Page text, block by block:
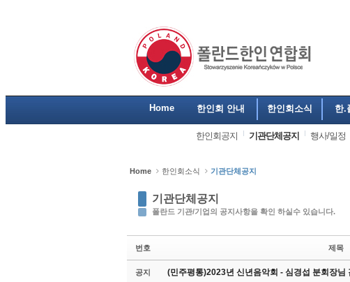
Home 한인회 안내 한인회소식 한.
한인회공지 기관단체공지 행사/일정
Home 한인회소식 기관단체공지
기관단체공지
폴란드 기관/기업의 공지사항을 확인 하실수 있습니다.
번호 제목
공지 (민주평통)2023년 신년음악회 - 심경섭 분회장님